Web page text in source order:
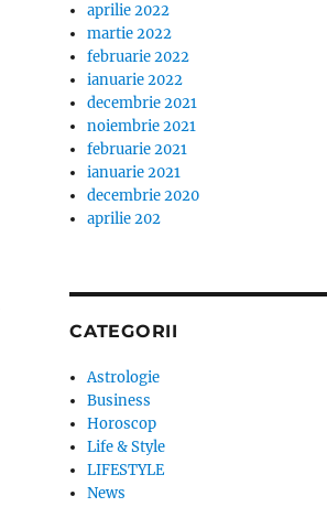
aprilie 2022
martie 2022
februarie 2022
ianuarie 2022
decembrie 2021
noiembrie 2021
februarie 2021
ianuarie 2021
decembrie 2020
aprilie 202
CATEGORII
Astrologie
Business
Horoscop
Life & Style
LIFESTYLE
News